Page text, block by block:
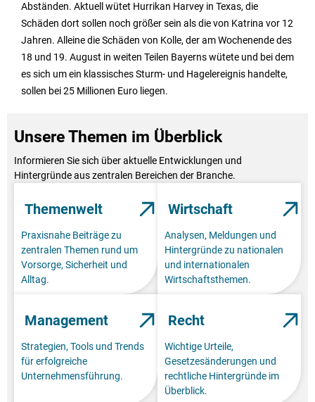
Abständen. Aktuell wütet Hurrikan Harvey in Texas, die
Schäden dort sollen noch größer sein als die von Katrina vor 12
Jahren. Alleine die Schäden von Kolle, der am Wochenende des
18 und 19. August in weiten Teilen Bayerns wütete und bei dem
es sich um ein klassisches Sturm- und Hagelereignis handelte,
sollen bei 25 Millionen Euro liegen.
Unsere Themen im Überblick
Informieren Sie sich über aktuelle Entwicklungen und
Hintergründe aus zentralen Bereichen der Branche.
Themenwelt
Praxisnahe Beiträge zu
zentralen Themen rund um
Vorsorge, Sicherheit und
Alltag.
Wirtschaft
Analysen, Meldungen und
Hintergründe zu nationalen
und internationalen
Wirtschaftsthemen.
Management
Strategien, Tools und Trends
für erfolgreiche
Unternehmensführung.
Recht
Wichtige Urteile,
Gesetzesänderungen und
rechtliche Hintergründe im
Überblick.